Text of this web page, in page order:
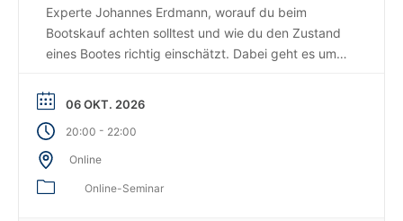
Experte Johannes Erdmann, worauf du beim
Bootskauf achten solltest und wie du den Zustand
eines Bootes richtig einschätzt. Dabei geht es um
und rechtliche Aspekte.
06 OKT. 2026
20:00 - 22:00
Online
Online-Seminar